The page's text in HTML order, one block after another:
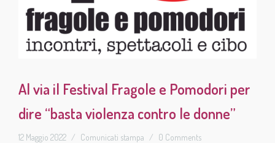
Al via il Festival Fragole e Pomodori per
dire “basta violenza contro le donne”
12 Maggio 2022 / Comunicati stampa / 0 Comments